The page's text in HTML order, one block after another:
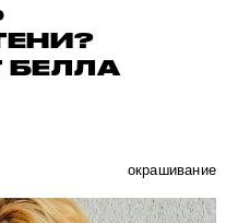
БЕЛЛА
окрашивание